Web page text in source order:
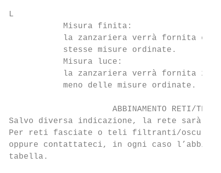
L
           Misura finita:
la zanzariera verrà fornita con
stesse misure ordinate.
           Misura luce:
la zanzariera verrà fornita 2
           meno delle misure ordinate.
ABBINAMENTO RETI/TELI
Salvo diversa indicazione, la rete sarà
Per reti fasciate o teli filtranti/
oppure contattateci, in ogni caso
tabella.